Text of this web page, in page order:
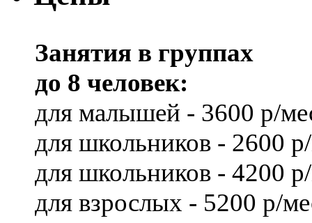
Занятия в группах
до 8 человек:
для малышей - 3600 р/
для школьников - 2600
для школьников - 4200
для взрослых - 5200 р/